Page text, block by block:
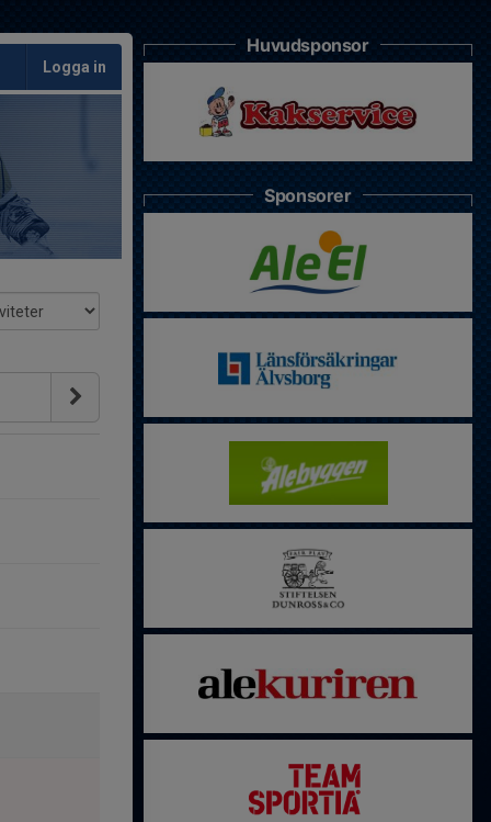
Logga in
Huvudsponsor
Sponsorer